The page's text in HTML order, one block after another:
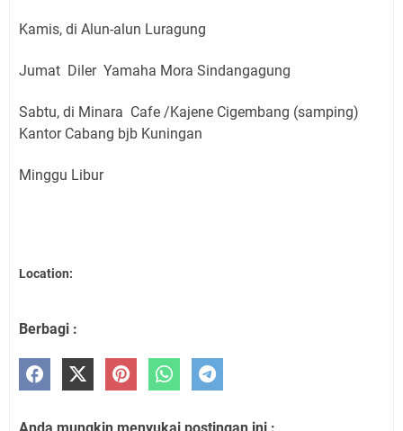
Kamis, di Alun-alun Luragung
Jumat Diler Yamaha Mora Sindangagung
Sabtu, di Minara Cafe /Kajene Cigembang (samping)
Kantor Cabang bjb Kuningan
Minggu Libur
Location:
Berbagi :